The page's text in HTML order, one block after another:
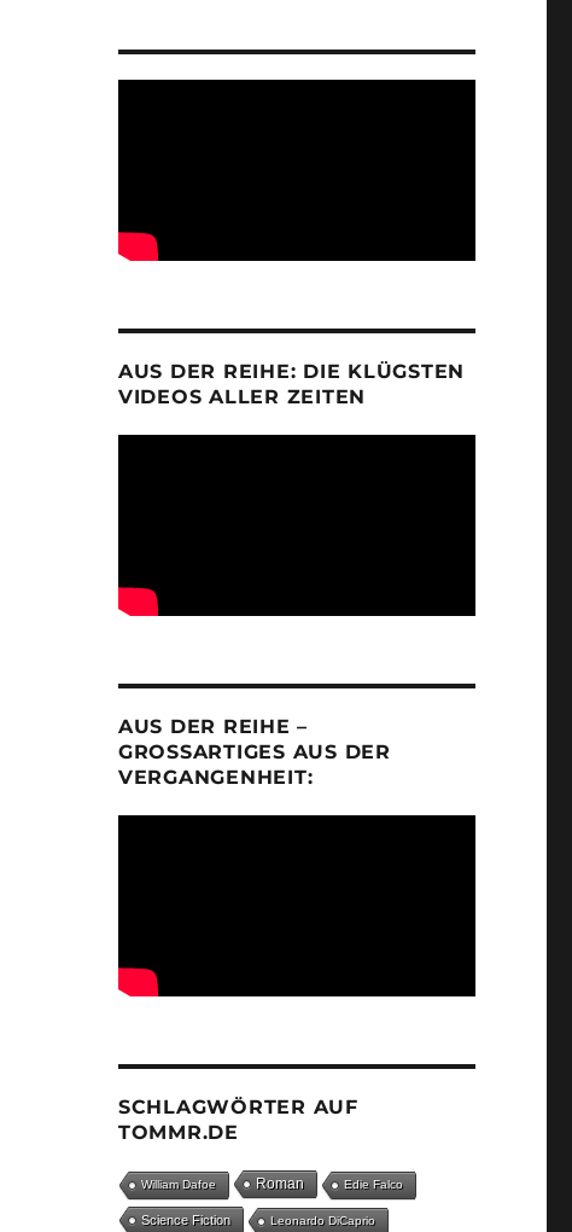
AUS DER REIHE: DIE KLÜGSTEN
VIDEOS ALLER ZEITEN
AUS DER REIHE –
GROSSARTIGES AUS DER V
ERGANGENHEIT:
SCHLAGWÖRTER AUF
TOMMR.DE
William Dafoe Roman Edie Falco
Science Fiction Leonardo DiCaprio